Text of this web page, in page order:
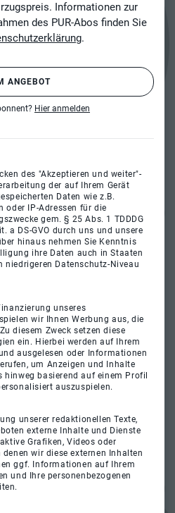
Informationen zur
des PUR-Abos finden Sie
.
ANGEBOT
Hier anmelden
des "Akzeptieren und weiter"-
der auf Ihrem Gerät
Daten wie z.B.
oder IP-Adressen für die
gem. § 25 Abs. 1 TDDDG
a DS-GVO durch uns und unsere
hinaus nehmen Sie Kenntnis
ihre Daten auch in Staaten
niedrigeren Datenschutz-Niveau
unseres
wir Ihnen Werbung aus, die
diesem Zweck setzen diese
ein. Hierbei werden auf Ihrem
ausgelesen oder Informationen
um Anzeigen und Inhalte
hinweg basierend auf einem Profil
auszuspielen.
unserer redaktionellen Texte,
externe Inhalte und Dienste
Grafiken, Videos oder
wir diese externen Inhalten
ggf. Informationen auf Ihrem
und Ihre personenbezogenen